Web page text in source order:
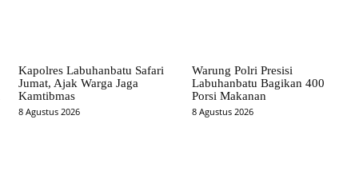
Kapolres Labuhanbatu Safari
Jumat, Ajak Warga Jaga
Kamtibmas
8 Agustus 2026
Warung Polri Presisi
Labuhanbatu Bagikan 400
Porsi Makanan
8 Agustus 2026